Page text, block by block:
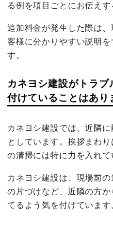
る例を項目ごとにお伝えす
追加料金が発生した際は
客様に分かりやすい説明
す。
カネヨシ建設がトラ
付けていることはあり
カネヨシ建設では、近隣
としています。挨拶まわ
の清掃には特に力を入れて
カネヨシ建設は、現場前
の片づけなど、近隣の方
てるよう気を付けています